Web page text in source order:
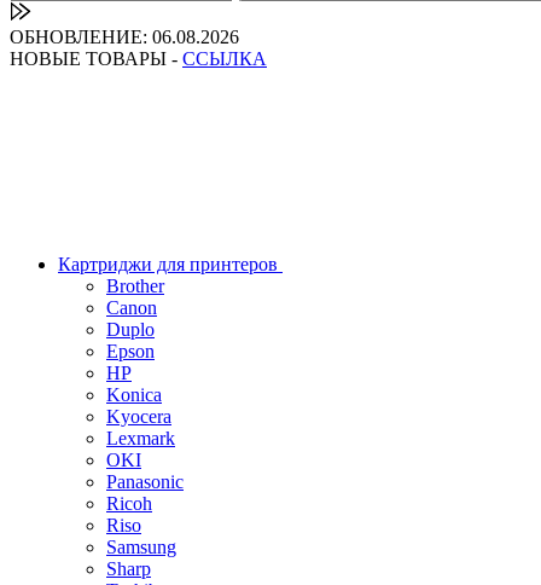
ОБНОВЛЕНИЕ: 06.08.2026
НОВЫЕ ТОВАРЫ - ССЫЛКА
Картриджи для принтеров
Brother
Canon
Duplo
Epson
HP
Konica
Kyocera
Lexmark
OKI
Panasonic
Ricoh
Riso
Samsung
Sharp